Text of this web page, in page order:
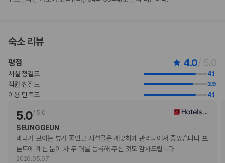
타월 요금 부과 또는 고객이 직접 가져올 수 있음
금액일 수 있으며 변경될 수 있습니다.
현장 결제 유형 및 수단
Visa
직불카드
현금
American Express
Mastercard
반려동물
반려동물 동반 불가
숙소 리뷰
평점 4.0/ 5.0
시설 청결도 4.1
직원 친절도 3.9
이용 만족도 4.1
5.0/ 5.0
SEUNGGEUN
바다가 보이는 뷰가 좋았고 시설물은 깨끗하게 관리되어서 좋았습니다 프
론트에 계신 분이 차 두 대를 등록해 주신 것도 감사드립니다
2026.05.07